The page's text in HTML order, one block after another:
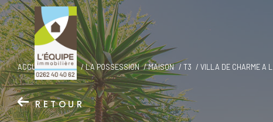
ACCUEIL VENTE LA POSSESSION MAISON T3 VILLA DE CHARME A
RETOUR